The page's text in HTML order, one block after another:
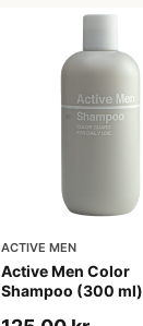
ACTIVE MEN
Active Men Color
Shampoo (300 ml)